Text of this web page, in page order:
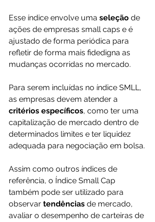
Esse índice envolve uma seleção de
ações de empresas small caps e é
ajustado de forma periódica para
refletir de forma mais fidedigna as
mudanças ocorridas no mercado.
Para serem incluídas no índice SMLL,
as empresas devem atender a
critérios específicos, como ter uma
capitalização de mercado dentro de
determinados limites e ter liquidez
adequada para negociação em bolsa.
Assim como outros índices de
referência, o Índice Small Cap
também pode ser utilizado para
observar tendências de mercado,
avaliar o desempenho de carteiras de